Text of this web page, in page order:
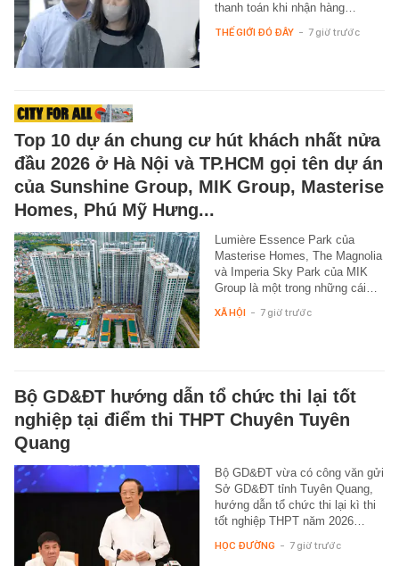
thanh toán khi nhận hàng…
THẾ GIỚI ĐÓ ĐÂY - 7 giờ trước
Top 10 dự án chung cư hút khách nhất nửa
đầu 2026 ở Hà Nội và TP.HCM gọi tên dự án
của Sunshine Group, MIK Group, Masterise
Homes, Phú Mỹ Hưng...
Lumière Essence Park của
Masterise Homes, The Magnolia
và Imperia Sky Park của MIK
Group là một trong những cái…
XÃ HỘI - 7 giờ trước
Bộ GD&ĐT hướng dẫn tổ chức thi lại tốt
nghiệp tại điểm thi THPT Chuyên Tuyên
Quang
Bộ GD&ĐT vừa có công văn gửi
Sở GD&ĐT tỉnh Tuyên Quang,
hướng dẫn tổ chức thi lại kì thi
tốt nghiệp THPT năm 2026…
HỌC ĐƯỜNG - 7 giờ trước